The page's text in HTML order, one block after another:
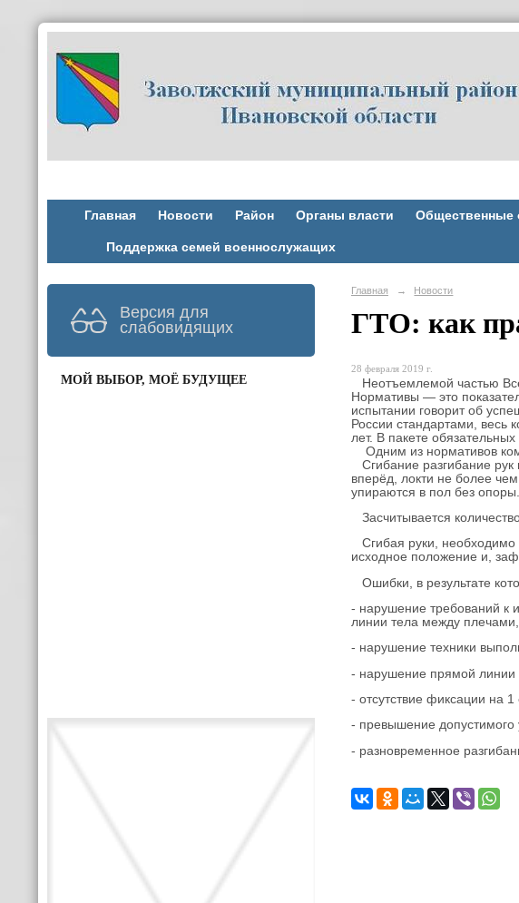
Главная Новости Район Органы власти Общественные
Поддержка семей военнослужащих
Версия для
слабовидящих
МОЙ ВЫБОР, МОЁ БУДУЩЕЕ
Главная → Новости
ГТО: как
28 февраля 2019 г.
Неотъемлемой частью
Нормативы — это
испытании говорит об
России стандартами, весь
лет. В пакете
Одним из нормативов
Сгибание разгибание
вперёд, локти не более
упираются в пол без опоры.
Засчитывается
Сгибая руки, необходимо
исходное положение и,
Ошибки, в результате
- нарушение требований к
линии тела между
- нарушение техники
- нарушение прямой линии
- отсутствие фиксации на
- превышение допустимого
- разновременное